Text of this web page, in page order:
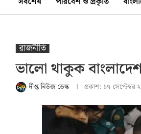
রাজনীতি
ভালো থাকুক
দীপ্ত নিউজ ডেস্ক প্রকাশ: ১৭